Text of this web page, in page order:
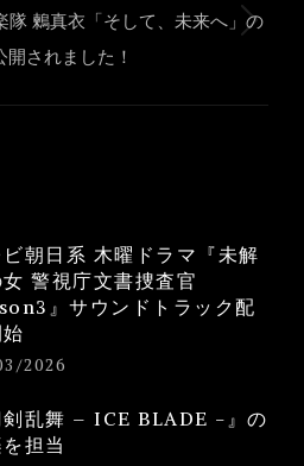
Next
post:
隊 鶫真衣「そして、未来へ」の
されました！
朝日系 木曜ドラマ『未解
警視庁文書捜査官
』サウンドトラック配
2026
剣乱舞 – ICE BLADE -』の
担当